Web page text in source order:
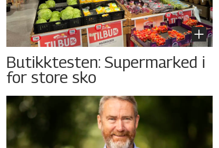
Butikktesten: Supermarked i
for store sko